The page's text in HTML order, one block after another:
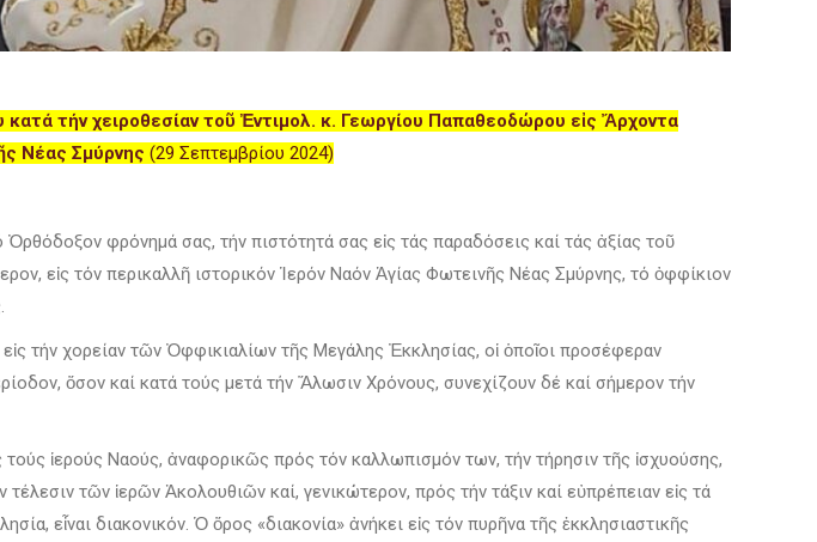
τήν χειροθεσίαν τοῦ Ἐντιμολ. κ. Γεωργίου Παπαθεοδώρου εἰς Ἄρχοντα
Νέας Σμύρνης (29 Σεπτεμβρίου 2024)
φρόνημά σας, τήν πιστότητά σας εἰς τάς παραδόσεις καί τάς ἀξίας τοῦ
εἰς τόν περικαλλῆ ιστορικόν Ἱερόν Ναόν Ἁγίας Φωτεινῆς Νέας Σμύρνης, τό ὀφφίκιον
τήν χορείαν τῶν Ὀφφικιαλίων τῆς Μεγάλης Ἐκκλησίας, οἱ ὁποῖοι προσέφεραν
ὅσον καί κατά τούς μετά τήν Ἅλωσιν Χρόνους, συνεχίζουν δέ καί σήμερον τήν
τούς ἱερούς Ναούς, ἀναφορικῶς πρός τόν καλλωπισμόν των, τήν τήρησιν τῆς ἰσχυούσης,
τῶν ἱερῶν Ἀκολουθιῶν καί, γενικώτερον, πρός τήν τάξιν καί εὐπρέπειαν εἰς τά
εἶναι διακονικόν. Ὁ ὅρος «διακονία» ἀνήκει εἰς τόν πυρῆνα τῆς ἐκκλησιαστικῆς